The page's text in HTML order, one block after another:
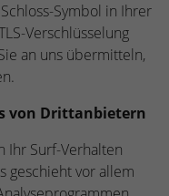
Symbol in Ihrer
Verschlüsselung
an uns übermitteln,
von Drittanbietern
Ihr Surf-Verhalten
geschieht vor allem